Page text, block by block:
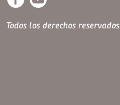
Todos los derechos reservados